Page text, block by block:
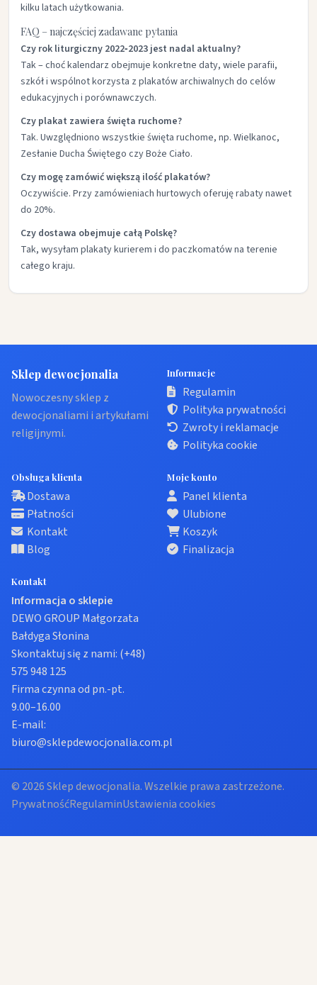
kilku latach użytkowania.
FAQ – najczęściej zadawane pytania
Czy rok liturgiczny 2022‑2023 jest nadal aktualny?
Tak – choć kalendarz obejmuje konkretne daty, wiele parafii,
szkół i wspólnot korzysta z plakatów archiwalnych do celów
edukacyjnych i porównawczych.
Czy plakat zawiera święta ruchome?
Tak. Uwzględniono wszystkie święta ruchome, np. Wielkanoc,
Zesłanie Ducha Świętego czy Boże Ciało.
Czy mogę zamówić większą ilość plakatów?
Oczywiście. Przy zamówieniach hurtowych oferuję rabaty nawet
do 20%.
Czy dostawa obejmuje całą Polskę?
Tak, wysyłam plakaty kurierem i do paczkomatów na terenie
całego kraju.
Sklep dewocjonalia
Nowoczesny sklep z
dewocjonaliami i artykułami
religijnymi.
Informacje
Regulamin
Polityka prywatności
Zwroty i reklamacje
Polityka cookie
Obsługa klienta
Dostawa
Płatności
Kontakt
Blog
Moje konto
Panel klienta
Ulubione
Koszyk
Finalizacja
Kontakt
Informacja o sklepie
DEWO GROUP Małgorzata
Bałdyga Słonina
Skontaktuj się z nami: (+48)
575 948 125
Firma czynna od pn.-pt.
9.00–16.00
E-mail:
biuro@sklepdewocjonalia.com.pl
© 2026 Sklep dewocjonalia. Wszelkie prawa zastrzeżone.
PrywatnośćRegulaminUstawienia cookies